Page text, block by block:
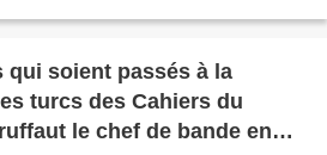
qui soient passés à la
turcs des Cahiers du